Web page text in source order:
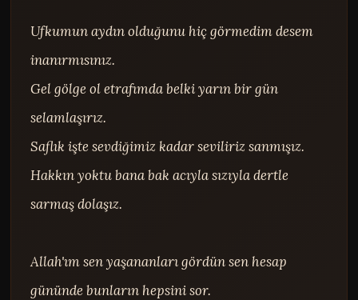
Ufkumun aydın olduğunu hiç görmedim desem
inanırmısınız.
Gel gölge ol etrafımda belki yarın bir gün
selamlaşırız.
Saflık işte sevdiğimiz kadar seviliriz sanmışız.
Hakkın yoktu bana bak acıyla sızıyla dertle
sarmaş dolaşız.
Allah'ım sen yaşananları gördün sen hesap
gününde bunların hepsini sor.